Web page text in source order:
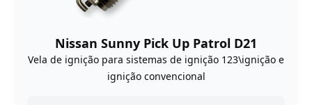
Nissan Sunny Pick Up Patrol D21
Vela de ignição para sistemas de ignição 123\ignição e
ignição convencional